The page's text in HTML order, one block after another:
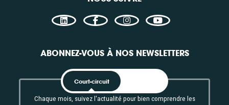
ABONNEZ-VOUS À NOS NEWSLETTERS
Court-circuit
Chaque mois, suivez l'actualité pour bien comprendre les